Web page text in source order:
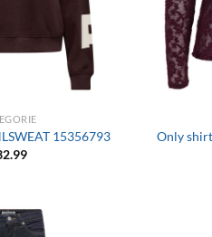
15356793
Only